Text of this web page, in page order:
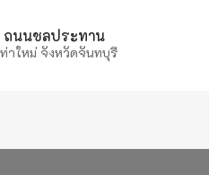
ถนนชลประทาน
าใหม่ จังหวัดจันทบุรี